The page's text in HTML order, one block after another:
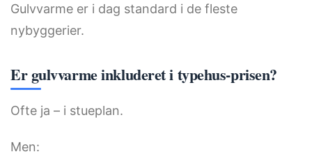
Gulvvarme er i dag standard i de fleste
nybyggerier.
Er gulvvarme inkluderet i typehus-prisen?
Ofte ja – i stueplan.
Men: